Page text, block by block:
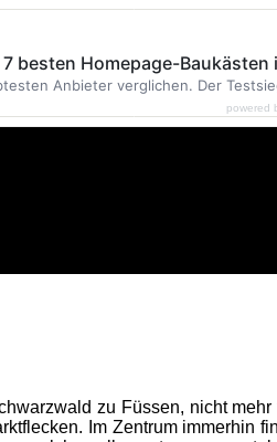
zu Füssen, nicht
Im Zentrum immerhin
7 besten Homepage-Baukästen
Anbieter verglichen. Der
powered